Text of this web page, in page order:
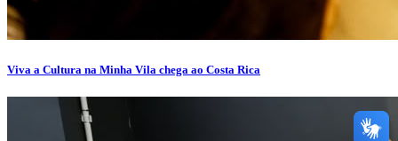
Viva a Cultura na Minha Vila chega ao Costa Rica